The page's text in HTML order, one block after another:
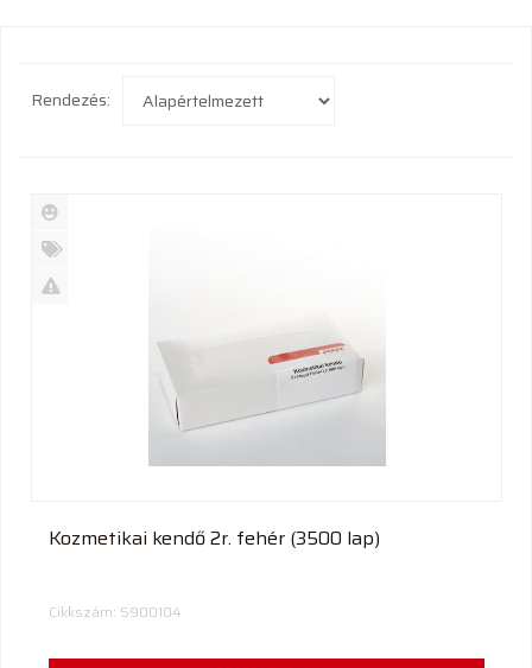
Rendezés:
Új
termék
%
Kozmetikai kendő 2r. fehér (3500 lap)
Cikkszám: 5900104